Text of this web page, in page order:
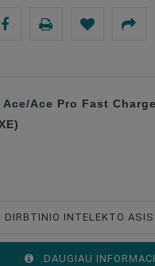
Ace Pro Fast
DIRBTINIO INTELEKTO
DAUGIAU